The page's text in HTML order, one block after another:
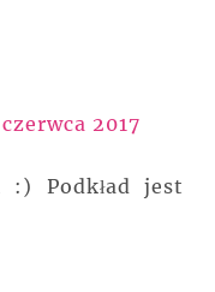
czerwca 2017
:) Podkład jest